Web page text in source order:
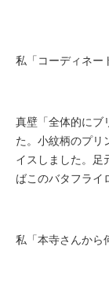
私「コーディネー
真壁「全体的にブ
た。小紋柄のプリ
イスしました。足
ばこのバタフライ
私「本寺さんから